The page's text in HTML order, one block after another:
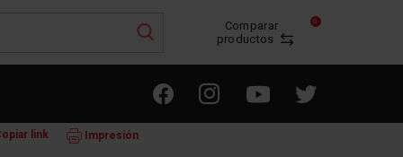
Comparar
productos
0
3CFS-6060X
link Impresión